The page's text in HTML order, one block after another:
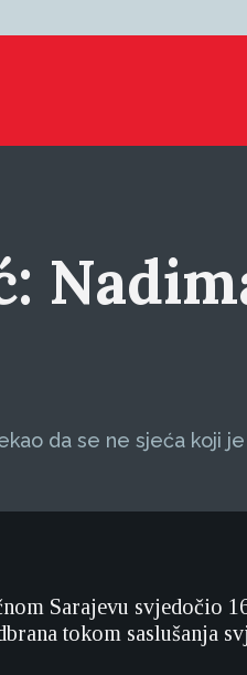
da se ne sjeća koji
Sarajevu svjedočio
tokom saslušanja